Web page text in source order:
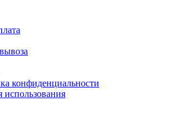
конфиденциальности
использования